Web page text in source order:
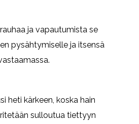
ja vapautumista se
pysähtymiselle ja itsensä
heti kärkeen, koska hain
sulloutua tiettyyn